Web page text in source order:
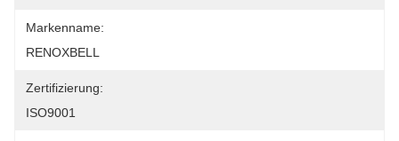
Markenname:
RENOXBELL
Zertifizierung:
ISO9001